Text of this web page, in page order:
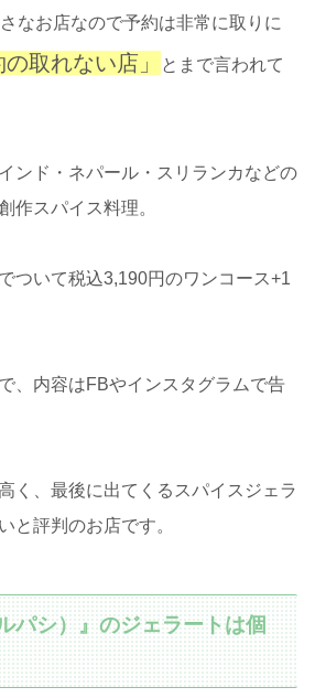
なお店なので予約は非常に取りに
の取れない店」
とまで言われて
ンド・ネパール・スリランカなどの
作スパイス料理。
ついて税込3,190円のワンコース+1
、内容はFBやインスタグラムで告
く、最後に出てくるスパイスジェラ
と評判のお店です。
パシ）』のジェラートは個